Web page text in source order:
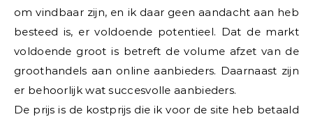
om vindbaar zijn, en ik daar geen aandacht aan heb
besteed is, er voldoende potentieel. Dat de markt
voldoende groot is betreft de volume afzet van de
groothandels aan online aanbieders. Daarnaast zijn
er behoorlijk wat succesvolle aanbieders.
De prijs is de kostprijs die ik voor de site heb betaald